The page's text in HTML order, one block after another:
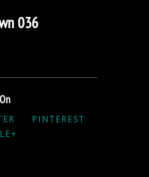
036
PINTEREST